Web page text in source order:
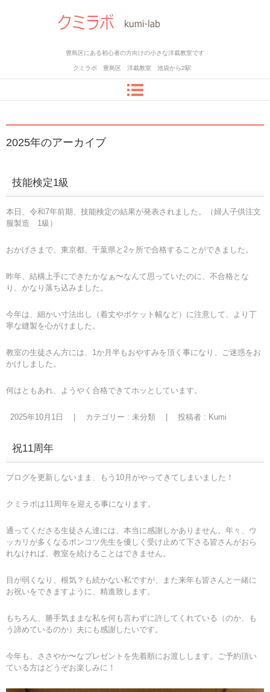
豊島区にある初心者の方向けの小さな洋裁教室です
クミラボ 豊島区 洋裁教室 池袋から2駅
2025年のアーカイブ
技能検定1級
本日、令和7年前期、技能検定の結果が発表されました。（婦人子供注文
服製造 1級）
おかげさまで、東京都、千葉県と2ヶ所で合格することができました。
昨年、結構上手にできたかなぁ〜なんて思っていたのに、不合格とな
り、かなり落ち込みました。
今年は、細かい寸法出し（着丈やポケット幅など）に注意して、より丁
寧な縫製を心がけました。
教室の生徒さん方には、1か月半もおやすみを頂く事になり、ご迷惑をお
かけしました。
何はともあれ、ようやく合格できてホッとしています。
2025年10月1日 カテゴリー : 未分類 投稿者 : Kumi
祝11周年
ブログを更新しないまま、もう10月がやってきてしまいました！
クミラボは11周年を迎える事になります。
通ってくださる生徒さん達には、本当に感謝しかありません。年々、ウ
ッカリが多くなるポンコツ先生を優しく受け止めて下さる皆さんがおら
れなければ、教室を続けることはできません。
目が弱くなり、根気？も続かない私ですが、また来年も皆さんと一緒に
お祝いをできますように、精進致します。
もちろん、勝手気ままな私を何も言わずに許してくれている（のか、も
う諦めているのか）夫にも感謝したいです。
今年も、ささやか〜なプレゼントを先着順にお渡しします。ご予約頂い
ている方はどうぞお楽しみに！